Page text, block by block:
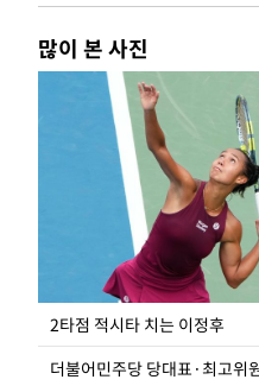
많이 본 사진
2타점 적시타 치는 이정후